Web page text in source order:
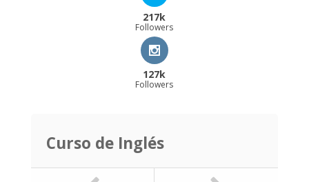
217k
Followers
127k
Followers
Curso de Inglés